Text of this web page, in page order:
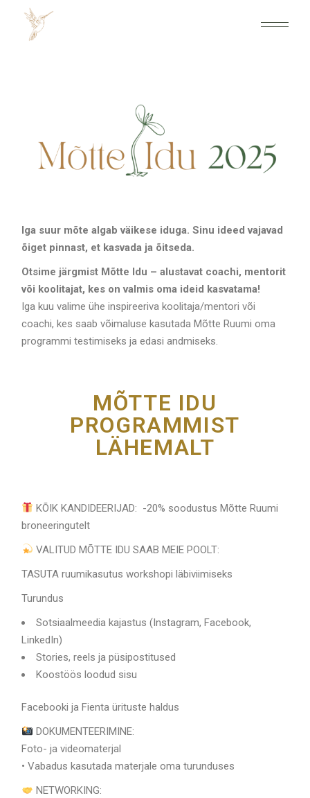
Iga suur mõte algab väikese iduga. Sinu ideed vajavad
õiget pinnast, et kasvada ja õitseda.
Otsime järgmist Mõtte Idu – alustavat coachi, mentorit
või koolitajat, kes on valmis oma ideid kasvatama!
Iga kuu valime ühe inspireeriva koolitaja/mentori või
coachi, kes saab võimaluse kasutada Mõtte Ruumi oma
programmi testimiseks ja edasi andmiseks.
MÕTTE IDU
PROGRAMMIST
LÄHEMALT
KÕIK KANDIDEERIJAD: -20% soodustus Mõtte Ruumi
broneeringutelt
VALITUD MÕTTE IDU SAAB MEIE POOLT:
TASUTA ruumikasutus workshopi läbiviimiseks
Turundus
Sotsiaalmeedia kajastus (Instagram, Facebook,
LinkedIn)
Stories, reels ja püsipostitused
Koostöös loodud sisu
Facebooki ja Fienta ürituste haldus
DOKUMENTEERIMINE:
Foto- ja videomaterjal
• Vabadus kasutada materjale oma turunduses
NETWORKING: